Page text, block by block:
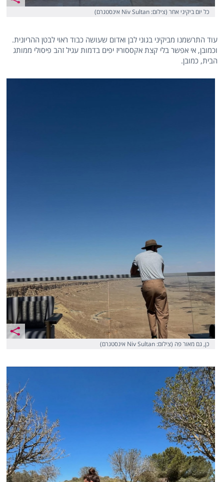
כל יום ביקיני אחר (צילום: Niv Sultan אינסטגרם)
עוד התרשמנו מביקיני בגוני לבן ואדום שעושה כבוד ראוי לבטן ההריונית.
וכמובן, אי אפשר בלי קצת אקססוריז יפים בדמות עגיל זהב פיסולי ממותג
הבית, כמובן.
כן, גם מאור פה (צילום: Niv Sultan אינסטגרם)